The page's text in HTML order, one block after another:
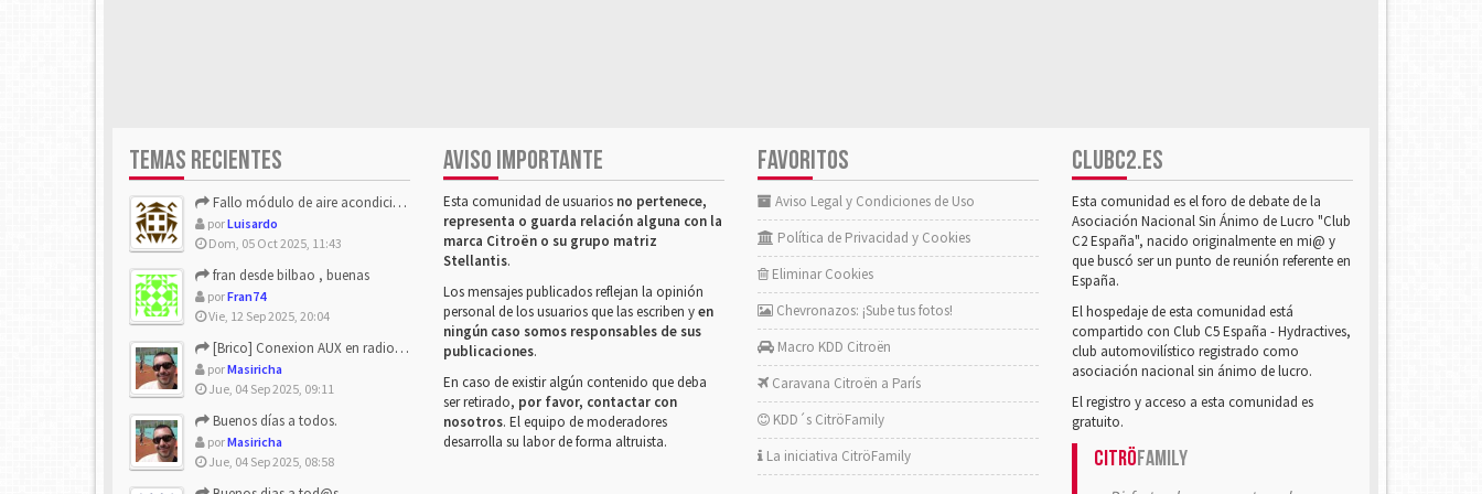
TEMAS RECIENTES
Fallo módulo de aire acondicionado
porLuisardo
Dom, 05 Oct 2025, 11:43
fran desde bilbao , buenas
porFran74
Vie, 12 Sep 2025, 20:04
[Brico] Conexion AUX en radio de origen
porMasiricha
Jue, 04 Sep 2025, 09:11
Buenos días a todos.
porMasiricha
Jue, 04 Sep 2025, 08:58
AVISO IMPORTANTE
Esta comunidad de usuarios no pertenece,
representa o guarda relación alguna con la
marca Citroën o su grupo matriz
Stellantis.
Los mensajes publicados reflejan la opinión
personal de los usuarios que las escriben yen
ningún caso somos responsables de sus
publicaciones.
En caso de existir algún contenido que deba
ser retirado, por favor, contactar con
nosotros. El equipo de moderadores
desarrolla su labor de forma altruista.
FAVORITOS
Aviso Legal y Condiciones de Uso
Política de Privacidad y Cookies
Eliminar Cookies
Chevronazos: ¡Sube tus fotos!
Macro KDD Citroën
Caravana Citroën a París
KDD´s CitröFamily
La iniciativa CitröFamily
CLUBC2.ES
Esta comunidad es el foro de debate de la
Asociación Nacional Sin Ánimo de Lucro "Club
C2 España", nacido originalmente en mi@ y
que buscó ser un punto de reunión referente en
España.
El hospedaje de esta comunidad está
compartido con Club C5 España - Hydractives,
club automovilístico registrado como
asociación nacional sin ánimo de lucro.
El registro y acceso a esta comunidad es
gratuito.
CitröFamily